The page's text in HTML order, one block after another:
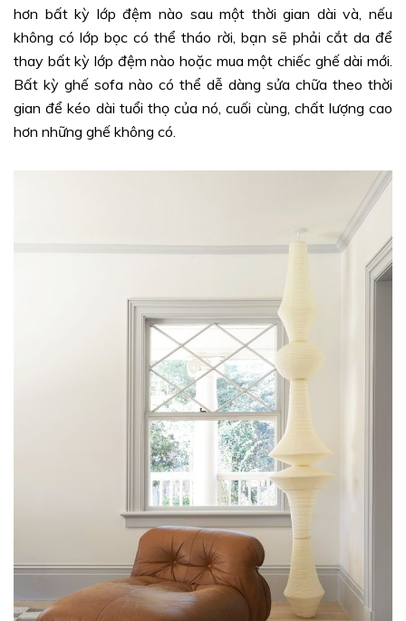
hơn bất kỳ lớp đệm nào sau một thời gian dài và, nếu
không có lớp bọc có thể tháo rời, bạn sẽ phải cắt da để
thay bất kỳ lớp đệm nào hoặc mua một chiếc ghế dài mới.
Bất kỳ ghế sofa nào có thể dễ dàng sửa chữa theo thời
gian để kéo dài tuổi thọ của nó, cuối cùng, chất lượng cao
hơn những ghế không có.